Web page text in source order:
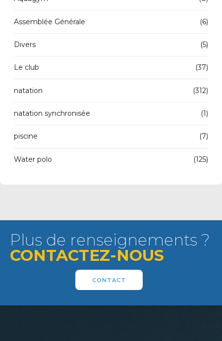
Assemblée Générale (6)
Divers (5)
Le club (37)
natation (312)
natation synchronisée (1)
piscine (7)
Water polo (125)
Plus de renseignements ?
CONTACTEZ-NOUS
CONTACT